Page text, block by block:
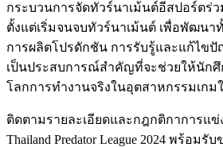
กระบวนการจัดทัวร์นาเม้นต์อีสปอร์ตร่
ตั้งแต่เริ่มจนจบทัวร์นาเม้นต์ เพื่อพัฒนา
การผลิตโปรดักชัน การรับรู้และแก้ไข
เป็นประสบการณ์สำคัญที่จะช่วยให้นัก
โลกการทำงานจริงในอุตสาหกรรมเก
ติดตามรายละเอียดและกฎกติกาการแ
Thailand Predator League 2024 พร้อม